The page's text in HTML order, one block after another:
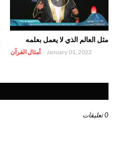
مثل العالم الذي لا يعمل بعلمه
أمثال القرآن - January 01, 2022
0 تعليقات